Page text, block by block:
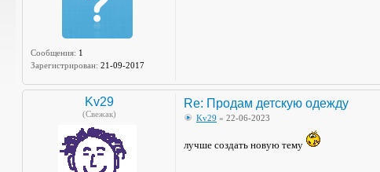
Сообщения: 1
Зарегистрирован: 21-09-2017
Kv29
(Свежак)
Re: Продам детскую одежду
Kv29 » 22-06-2023
лучше создать новую тему